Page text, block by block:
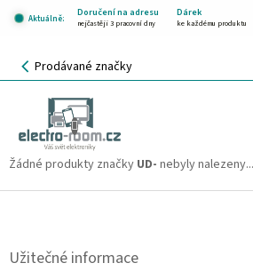
Aktuálně:
Doručení na adresu Dárek
nejčastěji 3 pracovní dny ke každému produktu
NÁKUPNÍ
KOŠÍK
Prodávané značky
Žádné produkty značky UD- nebyly nalezeny...
Z
Užitečné informace